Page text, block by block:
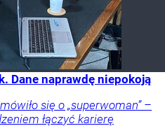
Dane naprawdę niepokoją
się o „superwoman” –
łączyć karierę